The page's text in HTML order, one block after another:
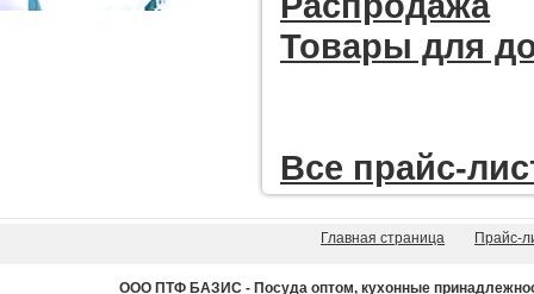
Товары для
Все прайc-
Главная страница Прайс-
ООО ПТФ БАЗИС - Посуда оптом, кухонные